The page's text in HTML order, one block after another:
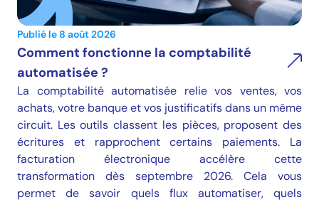
Publié le 8 août 2026
Comment fonctionne la comptabilité
automatisée ?
La comptabilité automatisée relie vos ventes, vos
achats, votre banque et vos justificatifs dans un même
circuit. Les outils classent les pièces, proposent des
écritures et rapprochent certains paiements. La
facturation électronique accélère cette
transformation dès septembre 2026. Cela vous
permet de savoir quels flux automatiser, quels